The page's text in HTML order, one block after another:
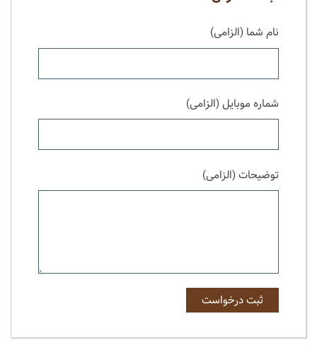
نام شما (الزامی)
شماره موبایل (الزامی)
توضیحات (الزامی)